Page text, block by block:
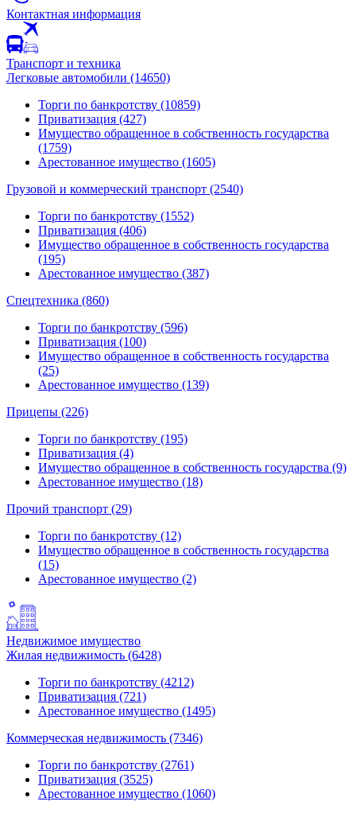
Контактная информация
Транспорт и техника
Легковые автомобили (14650)
Торги по банкротству (10859)
Приватизация (427)
Имущество обращенное в собственность государства
(1759)
Арестованное имущество (1605)
Грузовой и коммерческий транспорт (2540)
Торги по банкротству (1552)
Приватизация (406)
Имущество обращенное в собственность государства
(195)
Арестованное имущество (387)
Спецтехника (860)
Торги по банкротству (596)
Приватизация (100)
Имущество обращенное в собственность государства
(25)
Арестованное имущество (139)
Прицепы (226)
Торги по банкротству (195)
Приватизация (4)
Имущество обращенное в собственность государства (9)
Арестованное имущество (18)
Прочий транспорт (29)
Торги по банкротству (12)
Имущество обращенное в собственность государства
(15)
Арестованное имущество (2)
Недвижимое имущество
Жилая недвижимость (6428)
Торги по банкротству (4212)
Приватизация (721)
Арестованное имущество (1495)
Коммерческая недвижимость (7346)
Торги по банкротству (2761)
Приватизация (3525)
Арестованное имущество (1060)